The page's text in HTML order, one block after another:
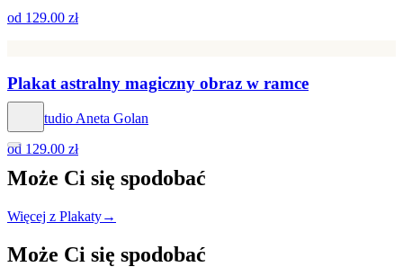
od 129.00 zł
Plakat astralny magiczny obraz w ramce
Hog Studio Aneta Golan
od 129.00 zł
Może Ci się spodobać
Więcej z Plakaty→
Może Ci się spodobać